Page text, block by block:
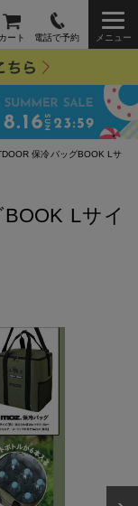
カート 電話で予約 メニュー
保冷バッグBOOK Lサ
Lサイ